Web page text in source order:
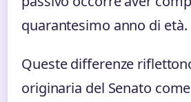
quarantesimo anno di età.
Queste differenze
originaria del Senato